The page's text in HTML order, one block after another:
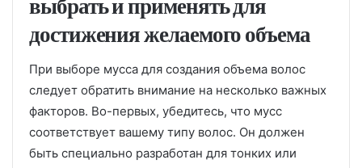
достижения желаемого объема
При выборе мусса для создания объема волос
следует обратить внимание на несколько важных
факторов. Во-первых, убедитесь, что мусс
соответствует вашему типу волос. Он должен
быть специально разработан для тонких или